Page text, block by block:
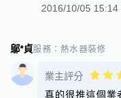
2016/10/05 15:14
鄔*貞服務：熱水器裝修
業主評分
真的很推這個業